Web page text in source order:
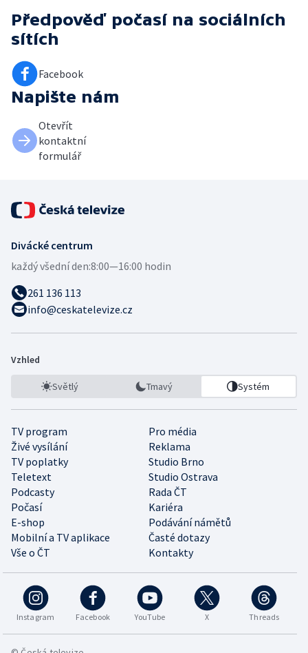
Předpověď počasí na sociálních
sítích
Facebook
Napište nám
Otevřít
kontaktní
formulář
Divácké centrum
každý všední den:8:00—16:00 hodin
261 136 113
info@ceskatelevize.cz
Vzhled
Světlý Tmavý Systém
TV program
Pro média
Živé vysílání
Reklama
TV poplatky
Studio Brno
Teletext
Studio Ostrava
Podcasty
Rada ČT
Počasí
Kariéra
E-shop
Podávání námětů
Mobilní a TV aplikace
Časté dotazy
Vše o ČT
Kontakty
Instagram Facebook YouTube X Threads